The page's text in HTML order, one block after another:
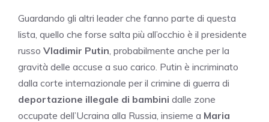
Guardando gli altri leader che fanno parte di questa
lista, quello che forse salta più all’occhio è il presidente
russo Vladimir Putin , probabilmente anche per la
gravità delle accuse a suo carico. Putin è incriminato
dalla corte internazionale per il crimine di guerra di
deportazione illegale di bambini dalle zone
occupate dell’Ucraina alla Russia, insieme a Maria